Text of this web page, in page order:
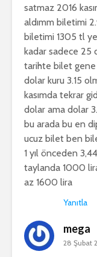
satmaz 2016
aldımm biletimi
biletimi 1305 tl
kadar sadece 25
tarihte bilet gene
dolar kuru 3.15
kasımda tekrar
dolar ama dolar
bu arada bu en
ucuz bilet ben
1 yıl önceden
taylanda 1000
az 1600 lira
Yanıtla
mega
28 Şubat